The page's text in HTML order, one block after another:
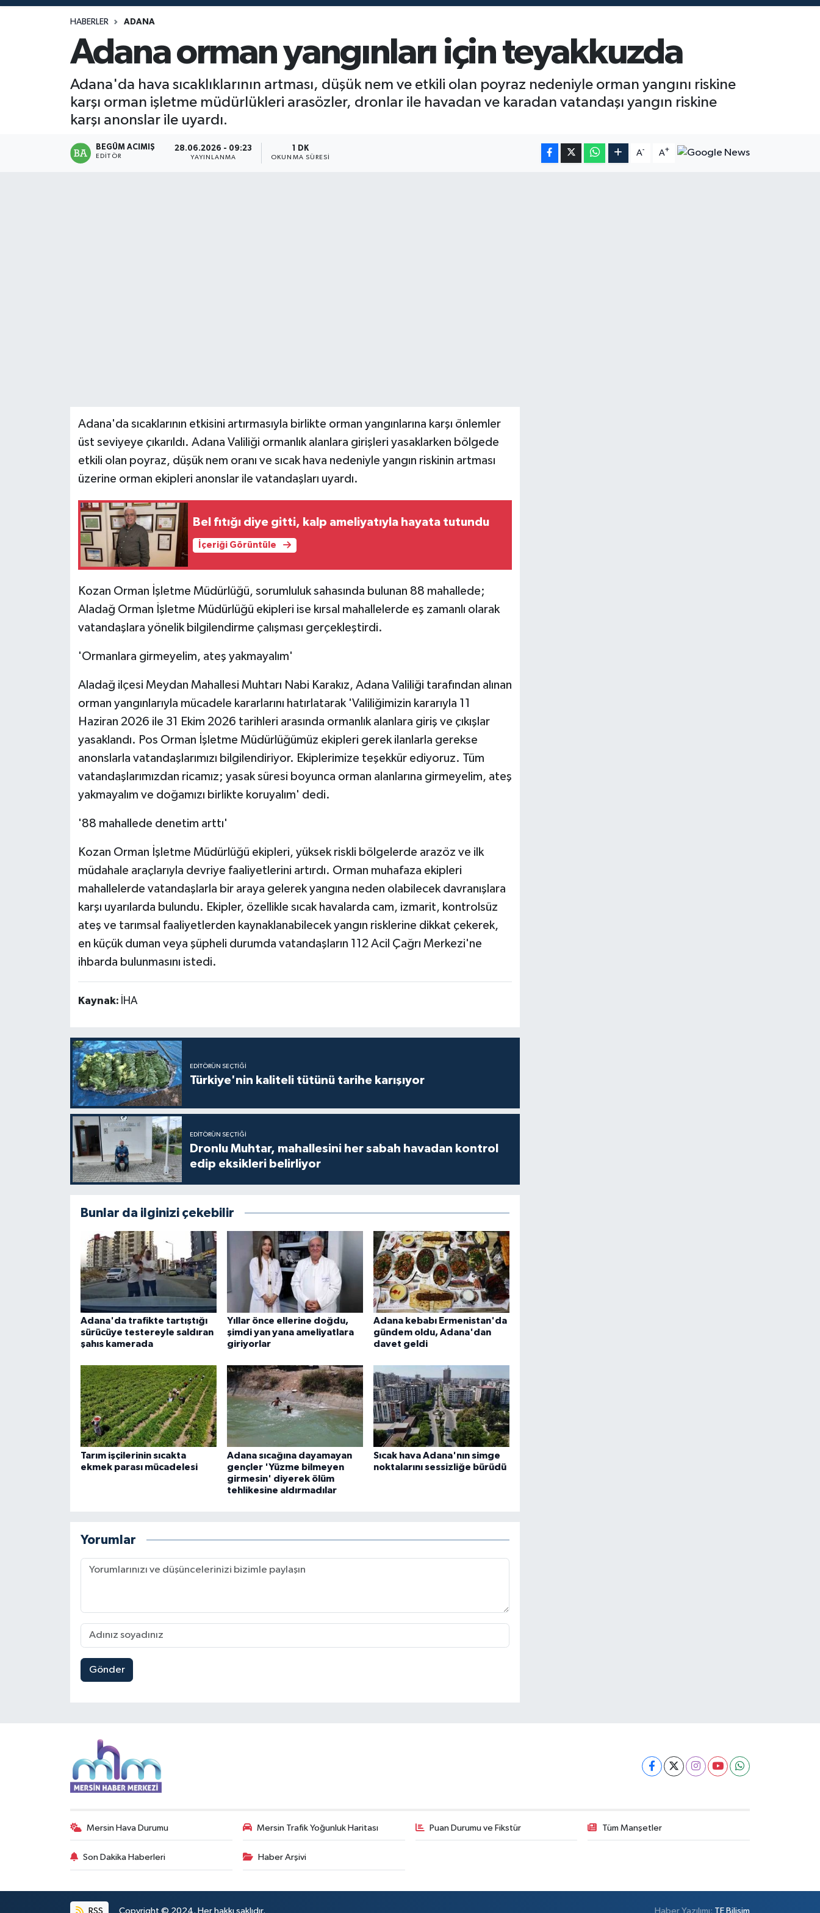
HABERLER ADANA
Adana orman yangınları için teyakkuzda
Adana'da hava sıcaklıklarının artması, düşük nem ve etkili olan poyraz nedeniyle orman yangını riskine
karşı orman işletme müdürlükleri arasözler, dronlar ile havadan ve karadan vatandaşı yangın riskine
karşı anonslar ile uyardı.
BEGÜM ACIMIŞ
EDITÖR
28.06.2026 - 09:23
YAYINLANMA
1 DK
OKUNMA SÜRESI
A- A+
Adana'da sıcaklarının etkisini artırmasıyla birlikte orman yangınlarına karşı önlemler
üst seviyeye çıkarıldı. Adana Valiliği ormanlık alanlara girişleri yasaklarken bölgede
etkili olan poyraz, düşük nem oranı ve sıcak hava nedeniyle yangın riskinin artması
üzerine orman ekipleri anonslar ile vatandaşları uyardı.
Bel fıtığı diye gitti, kalp ameliyatıyla hayata tutundu
İçeriği Görüntüle
Kozan Orman İşletme Müdürlüğü, sorumluluk sahasında bulunan 88 mahallede;
Aladağ Orman İşletme Müdürlüğü ekipleri ise kırsal mahallelerde eş zamanlı olarak
vatandaşlara yönelik bilgilendirme çalışması gerçekleştirdi.
'Ormanlara girmeyelim, ateş yakmayalım'
Aladağ ilçesi Meydan Mahallesi Muhtarı Nabi Karakız, Adana Valiliği tarafından alınan
orman yangınlarıyla mücadele kararlarını hatırlatarak 'Valiliğimizin kararıyla 11
Haziran 2026 ile 31 Ekim 2026 tarihleri arasında ormanlık alanlara giriş ve çıkışlar
yasaklandı. Pos Orman İşletme Müdürlüğümüz ekipleri gerek ilanlarla gerekse
anonslarla vatandaşlarımızı bilgilendiriyor. Ekiplerimize teşekkür ediyoruz. Tüm
vatandaşlarımızdan ricamız; yasak süresi boyunca orman alanlarına girmeyelim, ateş
yakmayalım ve doğamızı birlikte koruyalım' dedi.
'88 mahallede denetim arttı'
Kozan Orman İşletme Müdürlüğü ekipleri, yüksek riskli bölgelerde arazöz ve ilk
müdahale araçlarıyla devriye faaliyetlerini artırdı. Orman muhafaza ekipleri
mahallelerde vatandaşlarla bir araya gelerek yangına neden olabilecek davranışlara
karşı uyarılarda bulundu. Ekipler, özellikle sıcak havalarda cam, izmarit, kontrolsüz
ateş ve tarımsal faaliyetlerden kaynaklanabilecek yangın risklerine dikkat çekerek,
en küçük duman veya şüpheli durumda vatandaşların 112 Acil Çağrı Merkezi'ne
ihbarda bulunmasını istedi.
Kaynak: İHA
EDITÖRÜN SEÇTIĞI
Türkiye'nin kaliteli tütünü tarihe karışıyor
EDITÖRÜN SEÇTIĞI
Dronlu Muhtar, mahallesini her sabah havadan kontrol
edip eksikleri belirliyor
Bunlar da ilginizi çekebilir
Adana'da trafikte tartıştığı
sürücüye testereyle saldıran
şahıs kamerada
Yıllar önce ellerine doğdu,
şimdi yan yana ameliyatlara
giriyorlar
Adana kebabı Ermenistan'da
gündem oldu, Adana'dan
davet geldi
Tarım işçilerinin sıcakta
ekmek parası mücadelesi
Adana sıcağına dayamayan
gençler 'Yüzme bilmeyen
girmesin' diyerek ölüm
tehlikesine aldırmadılar
Sıcak hava Adana'nın simge
noktalarını sessizliğe bürüdü
Yorumlar
Gönder
Mersin Hava Durumu Mersin Trafik Yoğunluk Haritası Puan Durumu ve Fikstür Tüm Manşetler
Son Dakika Haberleri Haber Arşivi
RSS Copyright © 2024. Her hakkı saklıdır. Haber Yazılımı: TE Bilişim
Magazin
Mersin Tarihi
Özel Haber
Politika